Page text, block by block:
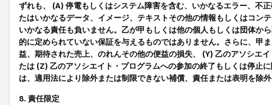
ずれも、 (A) 停電もしくはシステム障害を含む、いかなるエラー、不
たはいかなるデータ、イメージ、テキストその他の情報もしくはコン
いかなる責任も負いません。乙が甲もしくは他の個人もしくは団体か
的に定められていない保証を与えるものではありません。さらに、甲
益、期待された売上、のれんその他の便益の損失、 (Y) 乙のアソシエ
たは (Z) 乙のアソシエイト・プログラムへの参加の終了もしくは停止
は、適用法により除外または制限できない補償、責任または表明を除
8. 責任限定